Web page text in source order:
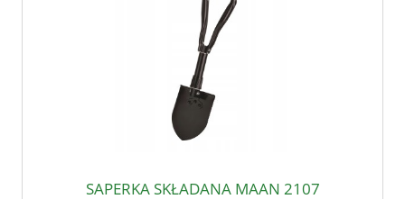
SAPERKA SKŁADANA MAAN 2107